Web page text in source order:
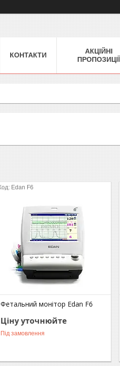
КОНТАКТИ
АКЦІЙНІ
ПРОПОЗИЦІЇ
Edan F6
Фетальний монітор Edan F6
Ціну уточнюйте
Під замовлення